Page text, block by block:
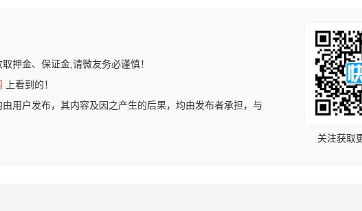
押金、保证金,请微友务必谨慎！
上看到的！
用户发布，其内容及因之产生的后果，均由发布者承担，与
关注获取